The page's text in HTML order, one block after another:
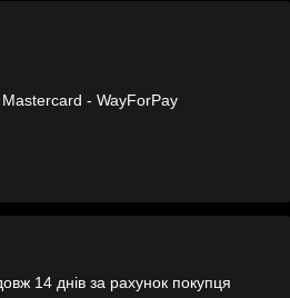
- WayForPay
14 днів за рахунок покупця